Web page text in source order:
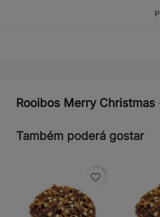
Rooibos Merry
Também poderá gostar
favorite_border